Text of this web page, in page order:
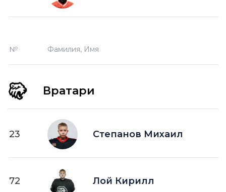
№ Фамилия, Имя
Вратари
23 Степанов Михаил
72 Лой Кирилл